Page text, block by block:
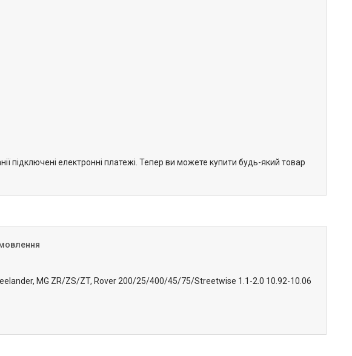
підключені електронні платежі. Тепер ви можете купити будь-який товар
MG ZR/ZS/ZT, Rover 200/25/400/45/75/Streetwise 1.1-2.0 10.92-10.06